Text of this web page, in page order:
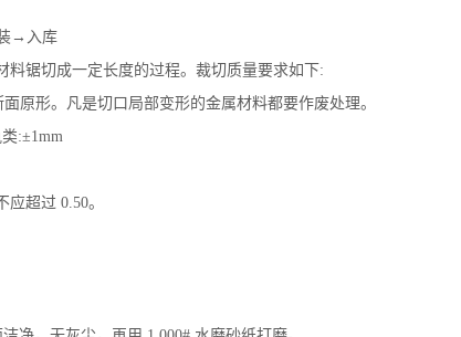
→入库
锯切成一定长度的过程。裁切质量要求如下:
原形。凡是切口局部变形的金属材料都要作废处理。
:±1mm
应超过 0.50。